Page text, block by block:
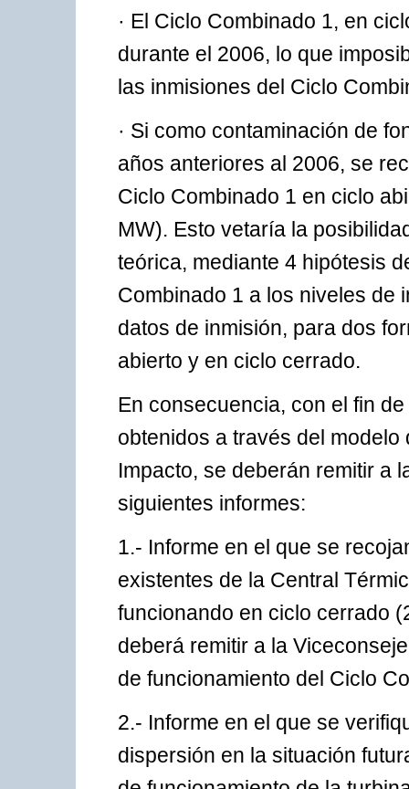
· El Ciclo Combinado 1, en
durante el 2006, lo que
las inmisiones del Ciclo
· Si como contaminación de
años anteriores al 2006, se
Ciclo Combinado 1 en ciclo
MW). Esto vetaría la
teórica, mediante 4 hipótesis
Combinado 1 a los niveles de
datos de inmisión, para dos
abierto y en ciclo cerrado.
En consecuencia, con el fin
obtenidos a través del
Impacto, se deberán remitir a
siguientes informes:
1.- Informe en el que se
existentes de la Central
funcionando en ciclo cerrado
deberá remitir a la
de funcionamiento del Ciclo
2.- Informe en el que se
dispersión en la situación